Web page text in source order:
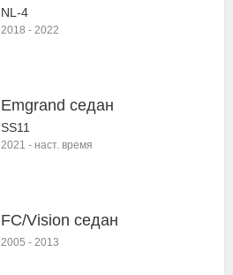
NL-4
2018 - 2022
Emgrand седан
SS11
2021 - наст. время
FC/Vision седан
2005 - 2013